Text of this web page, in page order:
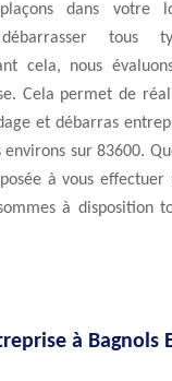
dans votre
tous
cela, nous
Cela permet de
et débarras
sur 83600.
à vous effectuer
à disposition
à Bagnols